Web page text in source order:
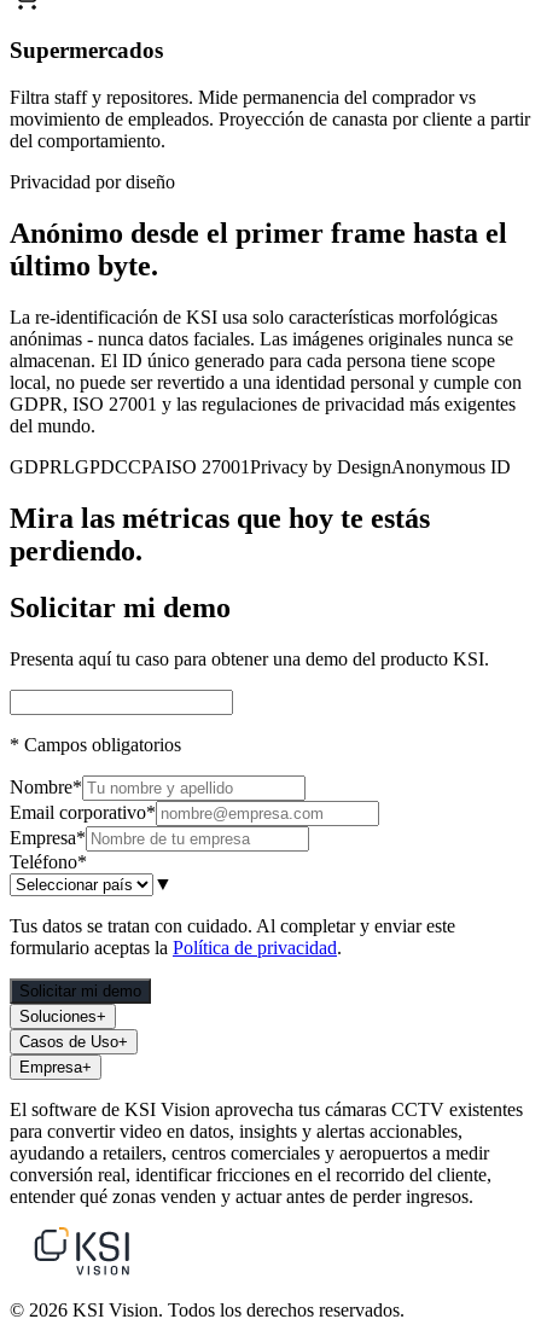
Supermercados
Filtra staff y repositores. Mide permanencia del comprador vs
movimiento de empleados. Proyección de canasta por cliente a partir
del comportamiento.
Privacidad por diseño
Anónimo desde el primer frame hasta el
último byte.
La re-identificación de KSI usa solo características morfológicas
anónimas - nunca datos faciales. Las imágenes originales nunca se
almacenan. El ID único generado para cada persona tiene scope
local, no puede ser revertido a una identidad personal y cumple con
GDPR, ISO 27001 y las regulaciones de privacidad más exigentes
del mundo.
GDPRLGPDCCPAISO 27001Privacy by DesignAnonymous ID
Mira las métricas que hoy te estás
perdiendo.
Solicitar mi demo
Presenta aquí tu caso para obtener una demo del producto KSI.
* Campos obligatorios
Nombre*
Email corporativo*
Empresa*
Teléfono*
▼
Tus datos se tratan con cuidado. Al completar y enviar este
formulario aceptas la Política de privacidad.
Solicitar mi demo
Soluciones+
Casos de Uso+
Empresa+
El software de KSI Vision aprovecha tus cámaras CCTV existentes
para convertir video en datos, insights y alertas accionables,
ayudando a retailers, centros comerciales y aeropuertos a medir
conversión real, identificar fricciones en el recorrido del cliente,
entender qué zonas venden y actuar antes de perder ingresos.
© 2026 KSI Vision. Todos los derechos reservados.